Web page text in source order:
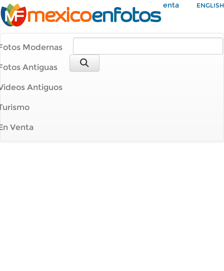
Mi Cuenta ENGLISH
Modernas
Antiguas
Antiguos
Venta